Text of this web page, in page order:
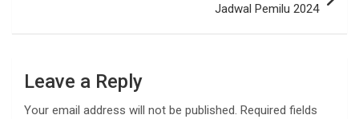
Jadwal Pemilu 2024
Leave a Reply
Your email address will not be published. Required fields